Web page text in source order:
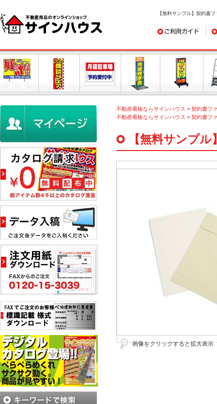
【無料サンプル】契約書
ご利用ガイド デ
不動産看板ならサインハウス > 契約書フ
不動産看板ならサインハウス > 契約書フ
【無料サンプ
画像をクリックすると拡大表示